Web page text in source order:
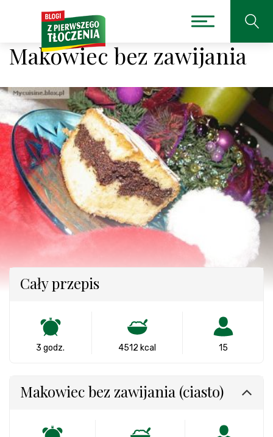
Makowiec bez zawijania
Cały przepis
3 godz. 4512 kcal 15
Makowiec bez zawijania (ciasto)